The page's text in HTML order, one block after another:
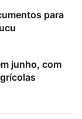
para
junho, com